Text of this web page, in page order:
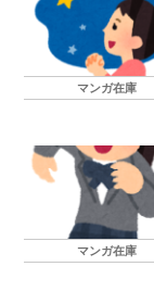
マンガ在庫
マンガ在庫